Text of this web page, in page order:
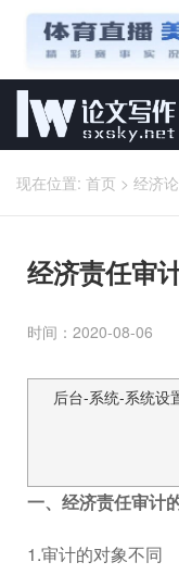
现在位置: 首页 > 经济
经济责任审
时间：2020-08-06
后台-系统-系统设
一、经济责任审计
1.审计的对象不同